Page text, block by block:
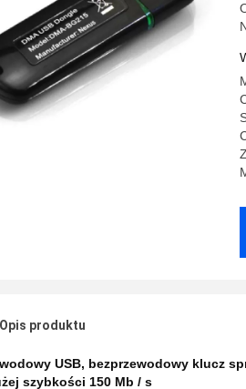
Opis produktu
USB, bezprzewodowy klucz
szybkości 150 Mb / s